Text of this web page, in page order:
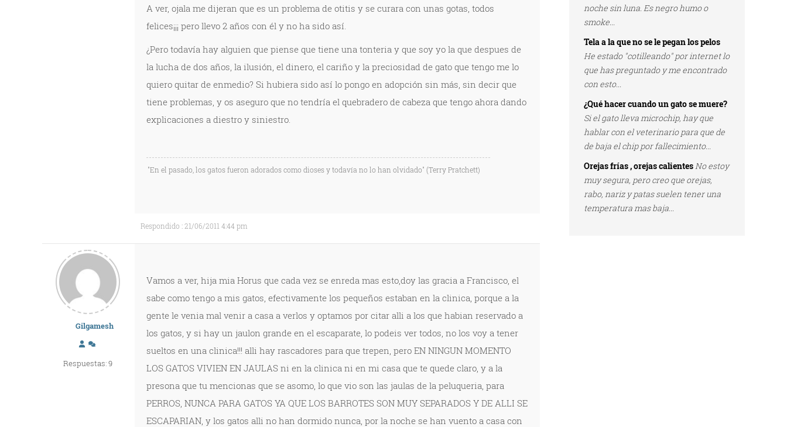
A ver, ojala me dijeran que es un problema de otitis y se curara con unas gotas, todos
felices¡¡¡ pero llevo 2 años con él y no ha sido así.
¿Pero todavía hay alguien que piense que tiene una tonteria y que soy yo la que despues de
la lucha de dos años, la ilusión, el dinero, el cariño y la preciosidad de gato que tengo me lo
quiero quitar de enmedio? Si hubiera sido así lo pongo en adopción sin más, sin decir que
tiene problemas, y os aseguro que no tendría el quebradero de cabeza que tengo ahora dando
explicaciones a diestro y siniestro.
"En el pasado, los gatos fueron adorados como dioses y todavía no lo han olvidado" (Terry Pratchett)
Respondido : 21/06/2011 4:44 pm
Gilgamesh
Respuestas: 9
Vamos a ver, hija mia Horus que cada vez se enreda mas esto,doy las gracia a Francisco, el
sabe como tengo a mis gatos, efectivamente los pequeños estaban en la clinica, porque a la
gente le venia mal venir a casa a verlos y optamos por citar alli a los que habian reservado a
los gatos, y si hay un jaulon grande en el escaparate, lo podeis ver todos, no los voy a tener
sueltos en una clinica!!! alli hay rascadores para que trepen, pero EN NINGUN MOMENTO
LOS GATOS VIVIEN EN JAULAS ni en la clinica ni en mi casa que te quede claro, y a la
presona que tu mencionas que se asomo, lo que vio son las jaulas de la peluqueria, para
PERROS, NUNCA PARA GATOS YA QUE LOS BARROTES SON MUY SEPARADOS Y DE ALLI SE
ESCAPARIAN, y los gatos alli no han dormido nunca, por la noche se han vuento a casa con
noche sin luna. Es negro humo o
smoke...
Tela a la que no se le pegan los pelos
He estado "cotilleando" por internet lo
que has preguntado y me encontrado
con esto...
¿Qué hacer cuando un gato se muere?
Si el gato lleva microchip, hay que
hablar con el veterinario para que de
de baja el chip por fallecimiento...
Orejas frías , orejas calientesNo estoy
muy segura, pero creo que orejas,
rabo, nariz y patas suelen tener una
temperatura mas baja...